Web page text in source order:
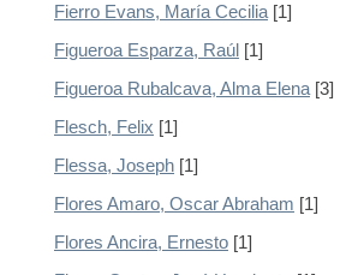
Fierro Evans, María Cecilia [1]
Figueroa Esparza, Raúl [1]
Figueroa Rubalcava, Alma Elena [3]
Flesch, Felix [1]
Flessa, Joseph [1]
Flores Amaro, Oscar Abraham [1]
Flores Ancira, Ernesto [1]